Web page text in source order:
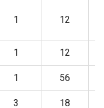
1 12
1
12
1
56
3 18